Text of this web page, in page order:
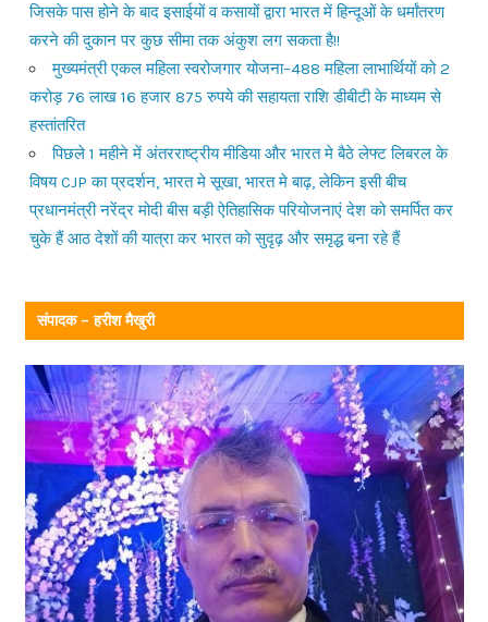
जिसके पास होने के बाद इसाईयों व कसायों द्वारा भारत में हिन्दूओं के धर्मांतरण
करने की दुकान पर कुछ सीमा तक अंकुश लग सकता है!!
मुख्यमंत्री एकल महिला स्वरोजगार योजना–488 महिला लाभार्थियों को 2
करोड़ 76 लाख 16 हजार 875 रुपये की सहायता राशि डीबीटी के माध्यम से
हस्तांतरित
पिछले 1 महीने में अंतरराष्ट्रीय मीडिया और भारत मे बैठे लेफ्ट लिबरल के
विषय CJP का प्रदर्शन, भारत मे सूखा, भारत मे बाढ़, लेकिन इसी बीच
प्रधानमंत्री नरेंद्र मोदी बीस बड़ी ऐतिहासिक परियोजनाएं देश को समर्पित कर
चुके हैं आठ देशों की यात्रा कर भारत को सुदृढ़ और समृद्ध बना रहे हैं
संपादक – हरीश मैखुरी